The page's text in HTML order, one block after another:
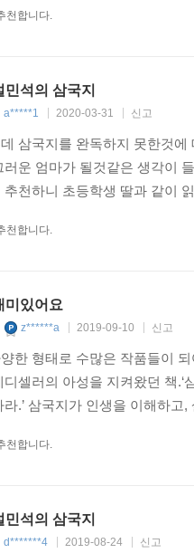
천합니다.
민석의 삼국지
a*****1 2020-03-31 신고
삼국지를 완독하지 못한것
러운 엄마가 될것같은 생각이
추천하니 초등학생 딸과 같이
천합니다.
미있어요
z******a 2019-09-10 신고
한 형태로 수많은 작품들이
디셀러의 아성을 지켜왔던 책
라.’ 삼국지가 인생을 이해하
천합니다.
민석의 삼국지
d*******4 2019-08-24 신고